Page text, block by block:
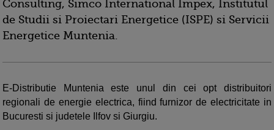
Consulting, Simco International Impex, Institutul
de Studii si Proiectari Energetice (ISPE) si Servicii
Energetice Muntenia.
E-Distributie Muntenia este unul din cei opt distribuitori
regionali de energie electrica, fiind furnizor de electricitate in
Bucuresti si judetele Ilfov si Giurgiu.